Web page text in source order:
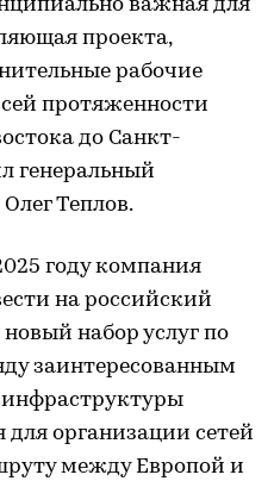
важная для
проекта,
рабочие
протяженности
до Санкт-
генеральный
Теплов.
году компания
на российский
набор услуг по
заинтересованным
для организации сетей
между Европой и